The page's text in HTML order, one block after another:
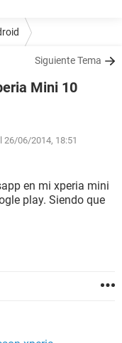
Siguiente Tema
Mini 10
26/06/2014, 18:51
en mi xperia mini
play. Siendo que